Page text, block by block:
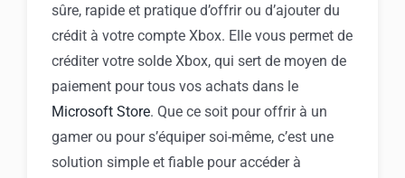
sûre, rapide et pratique d’offrir ou d’ajouter du
crédit à votre compte Xbox. Elle vous permet de
créditer votre solde Xbox, qui sert de moyen de
paiement pour tous vos achats dans le
Microsoft Store. Que ce soit pour offrir à un
gamer ou pour s’équiper soi-même, c’est une
solution simple et fiable pour accéder à